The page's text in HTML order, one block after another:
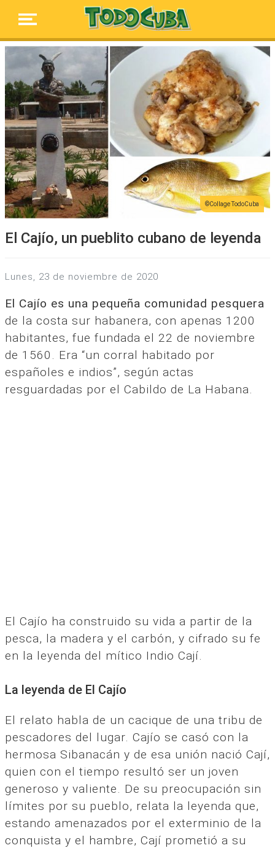
Collage TodoCuba
El Cajío, un pueblito cubano de leyenda
lunes, 23 de noviembre de 2020
El Cajío es una pequeña comunidad pesquera
de la costa sur habanera, con apenas 1200
habitantes, fue fundada el 22 de noviembre
de 1560. Era “un corral habitado por
españoles e indios”, según actas
resguardadas por el Cabildo de La Habana.
El Cajío ha construido su vida a partir de la
pesca, la madera y el carbón, y cifrado su fe
en la leyenda del mítico Indio Cají.
La leyenda de El Cajío
El relato habla de un cacique de una tribu de
pescadores del lugar. Cajío se casó con la
hermosa Sibanacán y de esa unión nació Cají,
quien con el tiempo resultó ser un joven
generoso y valiente. De su preocupación sin
límites por su pueblo, relata la leyenda que,
estando amenazados por el exterminio de la
conquista y el hambre, Cají prometió a su